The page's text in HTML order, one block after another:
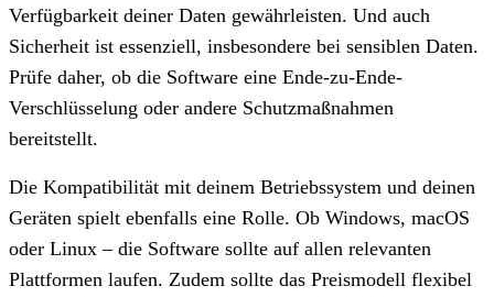
Verfügbarkeit deiner Daten gewährleisten. Und auch
Sicherheit ist essenziell, insbesondere bei sensiblen Daten.
Prüfe daher, ob die Software eine Ende-zu-Ende-
Verschlüsselung oder andere Schutzmaßnahmen
bereitstellt.
Die Kompatibilität mit deinem Betriebssystem und deinen
Geräten spielt ebenfalls eine Rolle. Ob Windows, macOS
oder Linux – die Software sollte auf allen relevanten
Plattformen laufen. Zudem sollte das Preismodell flexibel